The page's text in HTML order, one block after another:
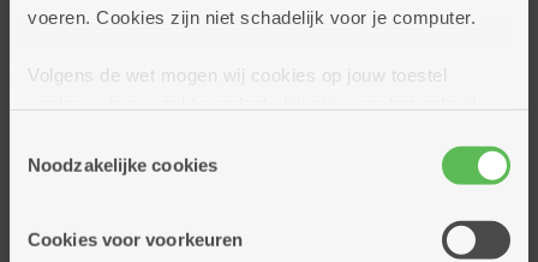
voeren. Cookies zijn niet schadelijk voor je computer.
Volgens de wet mogen wij cookies op jouw toestel
cookies hebben we jouw toestemming nodig. Sommige
cookies worden geplaatst door derde partijen die een
informatie over jouw (geanonimiseerd) gebruik van onze
Noodzakelijke cookies
Cookies voor voorkeuren
Assistentiewoningen
Financieel comfort
Mijn Zorgbedrijf
Onze innovaties
Webwinkel De Schakel